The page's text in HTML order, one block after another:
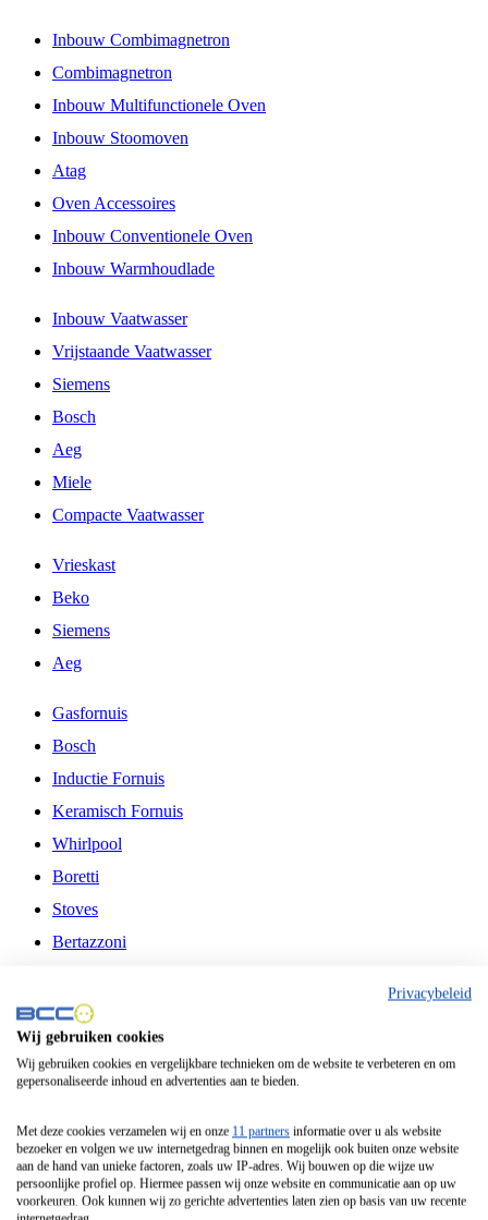
Inbouw Combimagnetron
Combimagnetron
Inbouw Multifunctionele Oven
Inbouw Stoomoven
Atag
Oven Accessoires
Inbouw Conventionele Oven
Inbouw Warmhoudlade
Inbouw Vaatwasser
Vrijstaande Vaatwasser
Siemens
Bosch
Aeg
Miele
Compacte Vaatwasser
Vrieskast
Beko
Siemens
Aeg
Gasfornuis
Bosch
Inductie Fornuis
Keramisch Fornuis
Whirlpool
Boretti
Stoves
Bertazzoni
Fitelli
Airfryer
Frituurpan
Contactgrill
Broodbakmachine
Broodrooster
Privacybeleid
Wij gebruiken cookies
Wij gebruiken cookies en vergelijkbare technieken om de website te verbeteren en om
gepersonaliseerde inhoud en advertenties aan te bieden.
Met deze cookies verzamelen wij en onze 11 partners informatie over u als website
bezoeker en volgen we uw internetgedrag binnen en mogelijk ook buiten onze website
aan de hand van unieke factoren, zoals uw IP-adres. Wij bouwen op die wijze uw
persoonlijke profiel op. Hiermee passen wij onze website en communicatie aan op uw
voorkeuren. Ook kunnen wij zo gerichte advertenties laten zien op basis van uw recente